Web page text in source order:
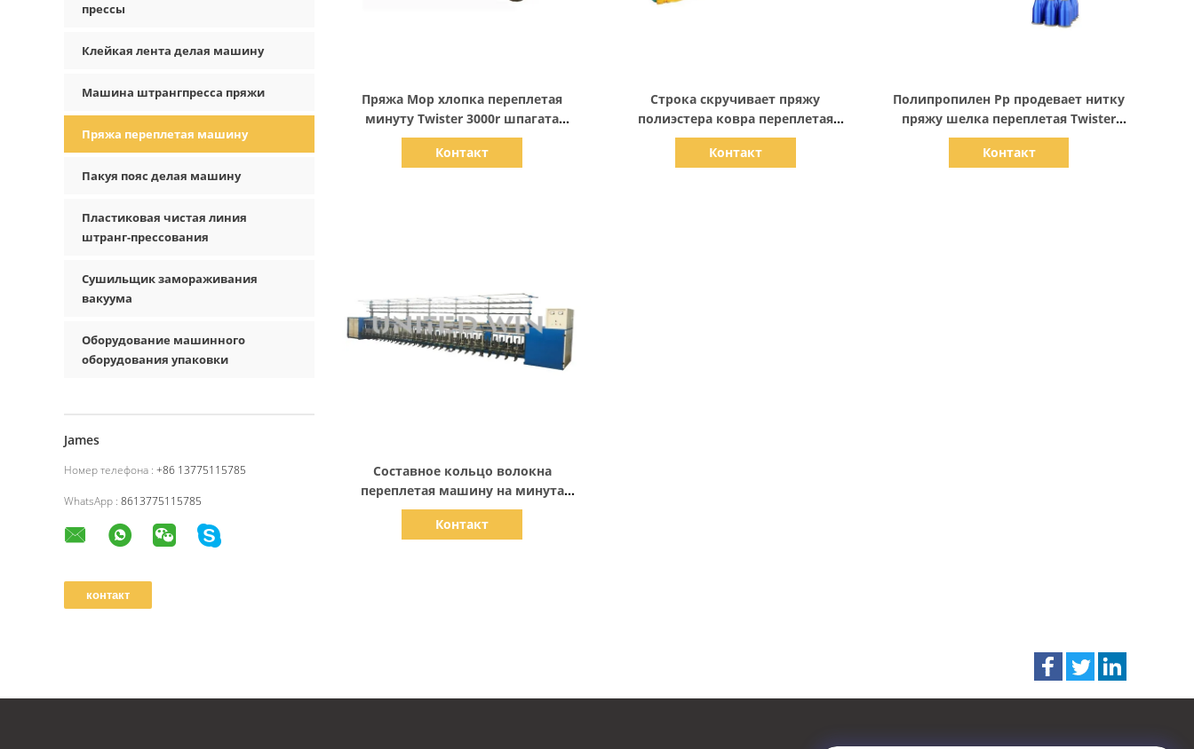
прессы
Клейкая лента делая машину
Машина штрангпресса пряжи
Пряжа переплетая машину
Пакуя пояс делая машину
Пластиковая чистая линия
штранг-прессования
Сушильщик замораживания
вакуума
Оборудование машинного
оборудования упаковки
James
Номер телефона : +86 13775115785
WhatsApp : 8613775115785
Пряжа Mop хлопка переплетая
минуту Twister 3000r шпагата
потока машины
Контакт
Строка скручивает пряжу
полиэстера ковра переплетая
машину 2 для одного 270t m
Контакт
Полипропилен Pp продевает нитку
пряжу шелка переплетая Twister
шпагата изготовителя машины
Контакт
Составное кольцо волокна
переплетая машину на минута
быстрого хода 2400r пряжи
Контакт